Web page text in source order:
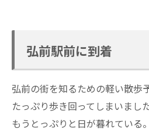
弘前駅前に到着
弘前の街を知るための軽い散歩
たっぷり歩き回ってしまいました
もうとっぷりと日が暮れている。